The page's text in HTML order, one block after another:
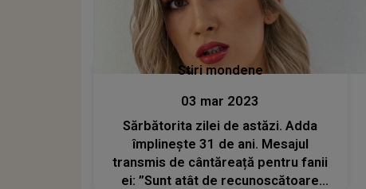
Stiri mondene
03 mar 2023
Sărbătorita zilei de astăzi. Adda
împlinește 31 de ani. Mesajul
transmis de cântăreață pentru fanii
ei: ”Sunt atât de recunoscătoare